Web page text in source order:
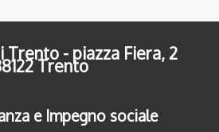
Trento - piazza Fiera, 2
Trento
e Impegno sociale